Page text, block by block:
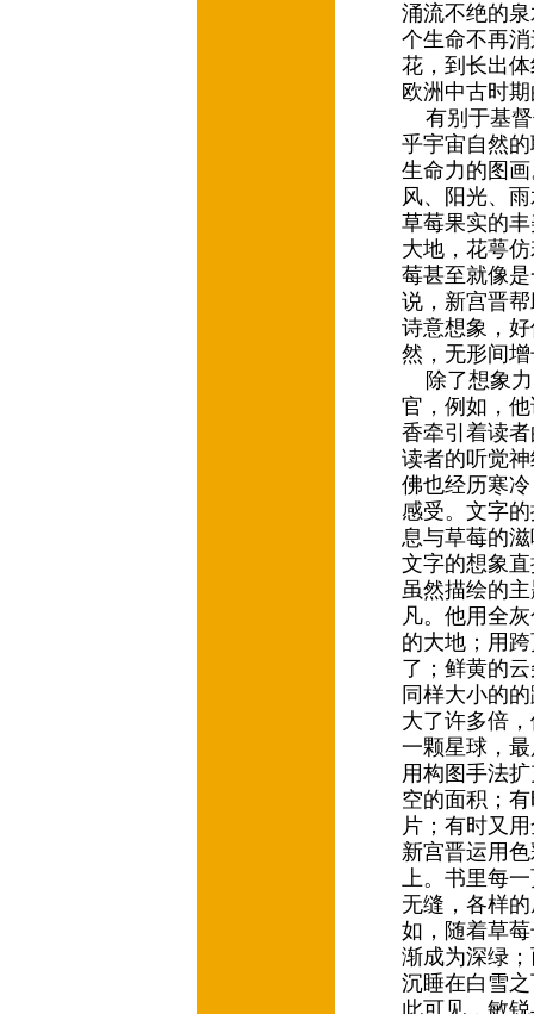
涌流不绝的
个生命不再
花，到长出
欧洲中古时
有别于基督
乎宇宙自然
生命力的图
风、阳光、
草莓果实的
大地，花萼
莓甚至就像
说，新宫晋
诗意想象，
然，无形间
除了想象力
官，例如，
香牵引着读
读者的听觉
佛也经历寒
感受。文字
息与草莓的
文字的想象
虽然描绘的
凡。他用全
的大地；用
了；鲜黄的
同样大小的
大了许多倍
一颗星球，
用构图手法
空的面积；
片；有时又
新宫晋运用
上。书里每
无缝，各样
如，随着草
渐成为深绿
沉睡在白雪
此可见，敏